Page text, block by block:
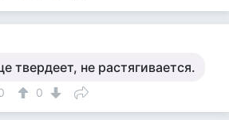
твердеет, не растягивается.
0